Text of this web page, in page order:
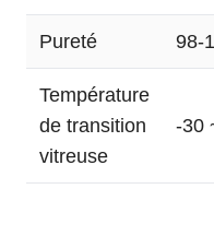
Pureté 98-
Température
de transition
vitreuse
-30